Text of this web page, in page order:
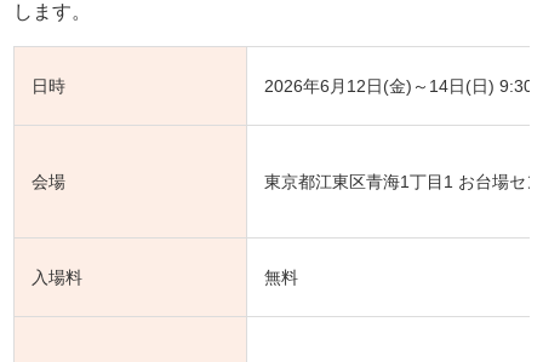
します。
日時 2026年6月12日(金)～14日(日)
会場 東京都江東区⻘海1丁目1 お台場セ
入場料 無料